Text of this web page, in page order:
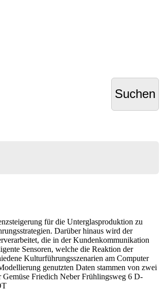
für die Unterglasproduktion zu
Darüber hinaus wird der
die in der Kundenkommunikation
Sensoren, welche die Reaktion der
Kulturführungsszenarien am Computer
genutzten Daten stammen von zwei
Gemüse Friedich Neber Frühlingsweg 6 D-